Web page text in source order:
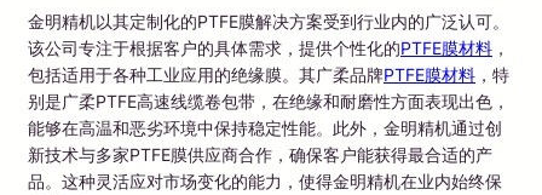
金明精机以其定制化的PTFE膜解决方案受到行业内的广泛认可。
该公司专注于根据客户的具体需求，提供个性化的PTFE膜材料 ，
包括适用于各种工业应用的绝缘膜。其广柔品牌PTFE膜材料 ，特
别是广柔PTFE高速线缆卷包带，在绝缘和耐磨性方面表现出色，
能够在高温和恶劣环境中保持稳定性能。此外，金明精机通过创
新技术与多家PTFE膜供应商合作，确保客户能获得最合适的产
品。这种灵活应对市场变化的能力，使得金明精机在业内始终保